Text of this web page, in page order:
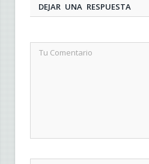
DEJAR UNA RESPUESTA